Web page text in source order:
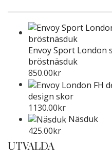
Envoy Sport London
bröstnäsduk
850.00kr
design skor
1130.00kr
Näsduk
425.00kr
UTVALDA